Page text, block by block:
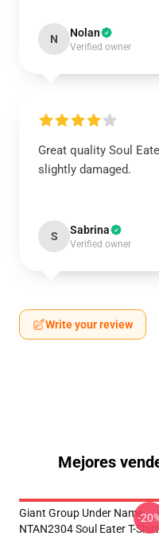
N Nolan
Verified owner
Great quality Soul
slightly damaged.
S Sabrina
Verified owner
Write your review
Mejores
Giant Group Under Name
NTAN2304 Soul Eater T-
-